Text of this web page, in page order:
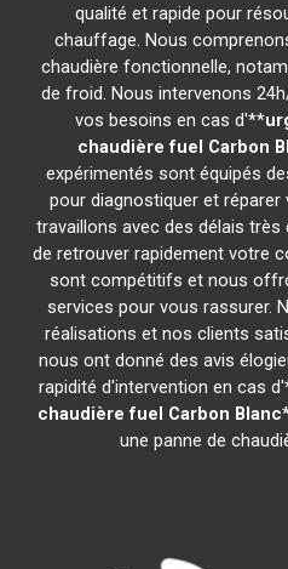
qualité et rapide pour
chauffage. Nous
chaudière fonctionnelle,
de froid. Nous intervenons
vos besoins en cas d'**
chaudière fuel Carbon
expérimentés sont équipés
pour diagnostiquer et
travaillons avec des délais
de retrouver rapidement votre
sont compétitifs et nous
services pour vous rassurer.
réalisations et nos clients
nous ont donné des avis
rapidité d'intervention en cas
chaudière fuel Carbon Blanc
une panne de